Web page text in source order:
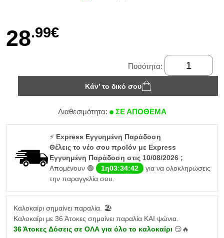
28.99€
Ποσότητα:
Κάν’ το δικό σου
Διαθεσιμότητα: ΣΕ ΑΠΟΘΕΜΑ
⚡ Express Εγγυημένη Παράδοση
Θέλεις το νέο σου προϊόν με Express
Εγγυημένη Παράδοση στις 10/08/2026 ;
Απομένουν 🟢
1η03:34:41
για να ολοκληρώσεις
την παραγγελία σου.
Καλοκαίρι σημαίνει παραλία. 🏖️
Καλοκαίρι με 36 Άτοκες σημαίνει παραλία ΚΑΙ ψώνια.
36 Άτοκες Δόσεις σε ΟΛΑ για όλο το καλοκαίρι 😏🔥